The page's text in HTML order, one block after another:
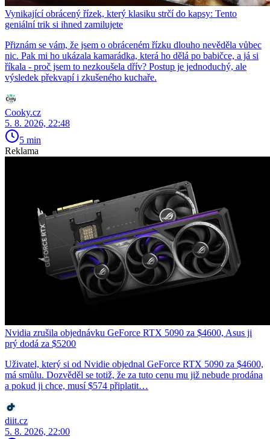
Vynikající obrácený řízek, který klasiku strčí do kapsy: Tento
geniální trik si ihned zamilujete
Přiznám se vám, že jsem o obráceném řízku dlouho nevěděla vůbec
nic. Pak mi ho ukázala kamarádka, která ho dělá po babičce, a já si
říkala - proč jsem to nezkoušela dřív? Postup je jednoduchý, ale
výsledek překvapí i zkušeného kuchaře.
Cooky.cz
5. 8. 2026, 22:48
5 min
Reklama
Nvidia zrušila objednávku GeForce RTX 5090 za $4600, Asus ji
prý dodá za $5200
Uživatel, který si od Nvidie objednal GeForce RTX 5090 za $4600,
má smůlu. Dozvěděl se totiž, že za tuto cenu mu již nebude prodána
a pokud ji chce, musí $574 připlatit…
diit.cz
5. 8. 2026, 22:00